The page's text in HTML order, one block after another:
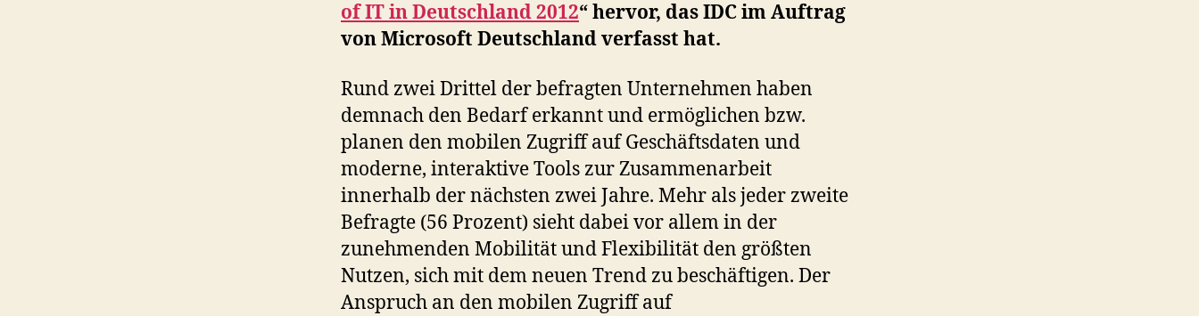
in
of IT in Deutschland 2012“ hervor, das IDC im Auftrag
von Microsoft Deutschland verfasst hat.
Rund zwei Drittel der befragten Unternehmen haben
demnach den Bedarf erkannt und ermöglichen bzw.
planen den mobilen Zugriff auf Geschäftsdaten und
moderne, interaktive Tools zur Zusammenarbeit
innerhalb der nächsten zwei Jahre. Mehr als jeder zweite
Befragte (56 Prozent) sieht dabei vor allem in der
zunehmenden Mobilität und Flexibilität den größten
Nutzen, sich mit dem neuen Trend zu beschäftigen. Der
Anspruch an den mobilen Zugriff auf